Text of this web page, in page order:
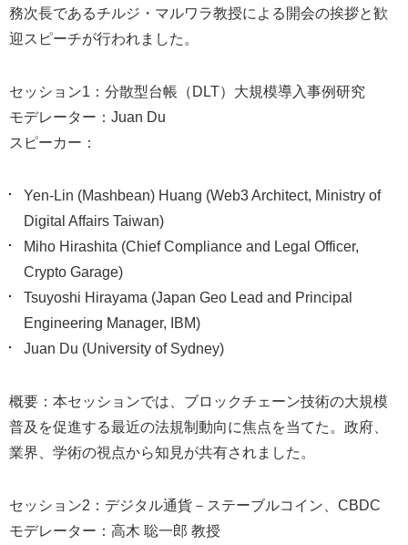
務次長であるチルジ・マルワラ教授による開会の挨拶と歓
迎スピーチが行われました。
セッション1：分散型台帳（DLT）大規模導入事例研究
モデレーター：Juan Du
スピーカー：
Yen-Lin (Mashbean) Huang (Web3 Architect, Ministry of
Digital Affairs Taiwan)
Miho Hirashita (Chief Compliance and Legal Officer,
Crypto Garage)
Tsuyoshi Hirayama (Japan Geo Lead and Principal
Engineering Manager, IBM)
Juan Du (University of Sydney)
概要：本セッションでは、ブロックチェーン技術の大規模
普及を促進する最近の法規制動向に焦点を当てた。政府、
業界、学術の視点から知見が共有されました。
セッション2：デジタル通貨－ステーブルコイン、CBDC
モデレーター：高木 聡一郎 教授